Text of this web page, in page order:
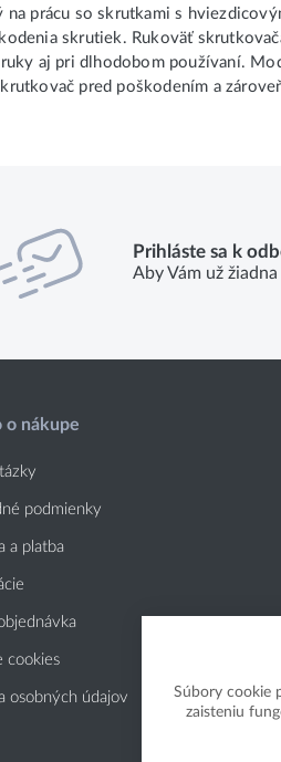
na prácu so skrutkami s
skrutiek. Rukoväť
aj pri dlhodobom používaní.
pred poškodením a
Prihláste sa k
Aby Vám už
o nákupe
podmienky
a platba
cookies
osobných údajov
Súbory cookie
zaisteniu